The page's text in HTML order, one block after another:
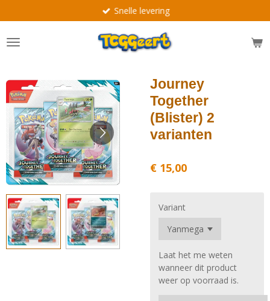
direct
naar
de
Snelle levering
Journey
Together
(Blister) 2
varianten
€ 15,00
Variant
Laat het me weten
wanneer dit product
weer op voorraad is.